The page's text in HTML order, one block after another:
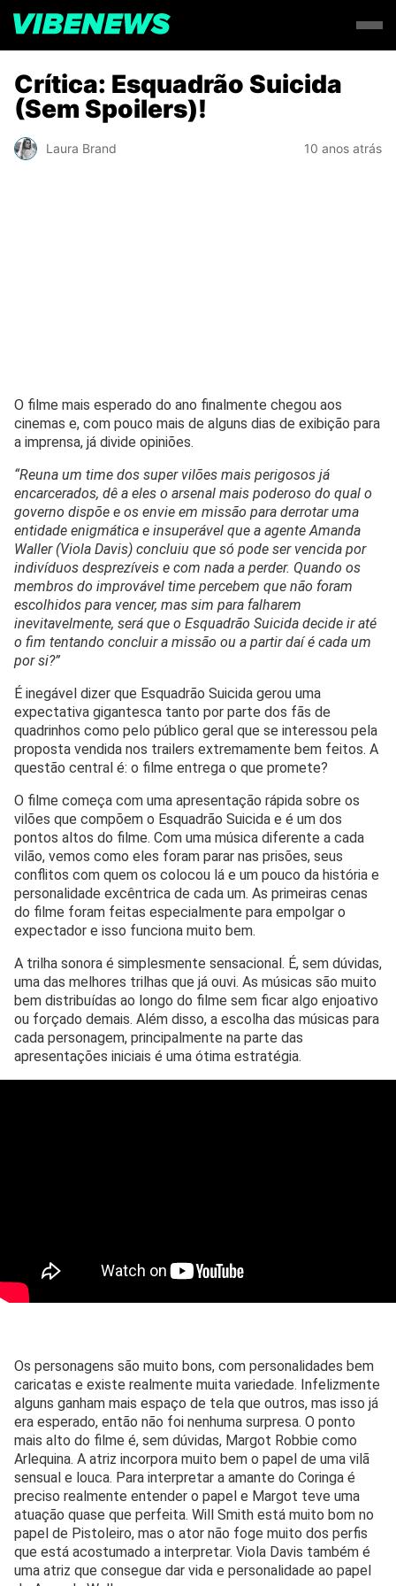
Crítica: Esquadrão Suicida
(Sem Spoilers)!
Laura Brand 10 anos atrás
O filme mais esperado do ano finalmente chegou aos
cinemas e, com pouco mais de alguns dias de exibição para
a imprensa, já divide opiniões.
“Reuna um time dos super vilões mais perigosos já
encarcerados, dê a eles o arsenal mais poderoso do qual o
governo dispõe e os envie em missão para derrotar uma
entidade enigmática e insuperável que a agente Amanda
Waller (Viola Davis) concluiu que só pode ser vencida por
indivíduos desprezíveis e com nada a perder. Quando os
membros do improvável time percebem que não foram
escolhidos para vencer, mas sim para falharem
inevitavelmente, será que o Esquadrão Suicida decide ir até
o fim tentando concluir a missão ou a partir daí é cada um
por si?”
É inegável dizer que Esquadrão Suicida gerou uma
expectativa gigantesca tanto por parte dos fãs de
quadrinhos como pelo público geral que se interessou pela
proposta vendida nos trailers extremamente bem feitos. A
questão central é: o filme entrega o que promete?
O filme começa com uma apresentação rápida sobre os
vilões que compõem o Esquadrão Suicida e é um dos
pontos altos do filme. Com uma música diferente a cada
vilão, vemos como eles foram parar nas prisões, seus
conflitos com quem os colocou lá e um pouco da história e
personalidade excêntrica de cada um. As primeiras cenas
do filme foram feitas especialmente para empolgar o
expectador e isso funciona muito bem.
A trilha sonora é simplesmente sensacional. É, sem dúvidas,
uma das melhores trilhas que já ouvi. As músicas são muito
bem distribuídas ao longo do filme sem ficar algo enjoativo
ou forçado demais. Além disso, a escolha das músicas para
cada personagem, principalmente na parte das
apresentações iniciais é uma ótima estratégia.
Os personagens são muito bons, com personalidades bem
caricatas e existe realmente muita variedade. Infelizmente
alguns ganham mais espaço de tela que outros, mas isso já
era esperado, então não foi nenhuma surpresa. O ponto
mais alto do filme é, sem dúvidas, Margot Robbie como
Arlequina. A atriz incorpora muito bem o papel de uma vilã
sensual e louca. Para interpretar a amante do Coringa é
preciso realmente entender o papel e Margot teve uma
atuação quase que perfeita. Will Smith está muito bom no
papel de Pistoleiro, mas o ator não foge muito dos perfis
que está acostumado a interpretar. Viola Davis também é
uma atriz que consegue dar vida e personalidade ao papel